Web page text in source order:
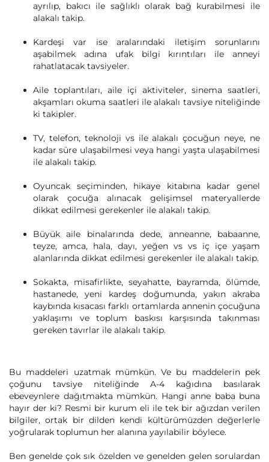
ayrılıp, bakıcı ile sağlıklı olarak bağ kurabilmesi ile
alakalı takip.
Kardeşi var ise aralarındaki iletişim sorunlarını
aşabilmek adına ufak bilgi kırıntıları ile anneyi
rahatlatacak tavsiyeler.
Aile toplantıları, aile içi aktiviteler, sinema saatleri,
akşamları okuma saatleri ile alakalı tavsiye niteliğinde
ki takipler.
TV, telefon, teknoloji vs ile alakalı çocuğun neye, ne
kadar süre ulaşabilmesi veya hangi yaşta ulaşabilmesi
ile alakalı takip.
Oyuncak seçiminden, hikaye kitabına kadar genel
olarak çocuğa alınacak gelişimsel materyallerde
dikkat edilmesi gerekenler ile alakalı takip.
Büyük aile binalarında dede, anneanne, babaanne,
teyze, amca, hala, dayı, yeğen vs vs iç içe yaşam
alanlarında dikkat edilmesi gerekenler ile alakalı takip.
Sokakta, misafirlikte, seyahatte, bayramda, ölümde,
hastanede, yeni kardeş doğumunda, yakın akraba
kaybında kısacası farklı ortamlarda annenin çocuğuna
yaklaşımı ve toplum baskısı karşısında takınması
gereken tavırlar ile alakalı takip.
Bu maddeleri uzatmak mümkün. Ve bu maddelerin pek
çoğunu tavsiye niteliğinde A-4 kağıdına basılarak
ebeveynlere dağıtmakta mümkün. Hangi anne baba buna
hayır der ki? Resmi bir kurum eli ile tek bir ağızdan verilen
bilgiler, ortak bir dilden kendi kültürümüzden değerlerle
yoğrularak toplumun her alanına yayılabilir böylece.
Ben genelde çok sık özelden ve genelden gelen sorulardan